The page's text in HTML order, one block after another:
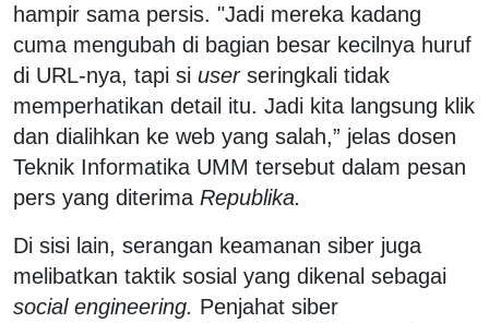
hampir sama persis. "Jadi mereka kadang
cuma mengubah di bagian besar kecilnya huruf
di URL-nya, tapi si user seringkali tidak
memperhatikan detail itu. Jadi kita langsung klik
dan dialihkan ke web yang salah,” jelas dosen
Teknik Informatika UMM tersebut dalam pesan
pers yang diterima Republika.
Di sisi lain, serangan keamanan siber juga
melibatkan taktik sosial yang dikenal sebagai
social engineering. Penjahat siber